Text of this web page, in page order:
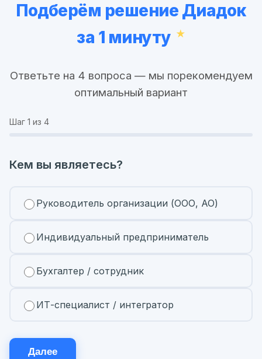
Подберём решение Диадок
за 1 минуту
Ответьте на 4 вопроса — мы порекомендуем
оптимальный вариант
Шаг 1 из 4
Кем вы являетесь?
Руководитель организации (ООО, АО)
Индивидуальный предприниматель
Бухгалтер / сотрудник
ИТ-специалист / интегратор
Далее